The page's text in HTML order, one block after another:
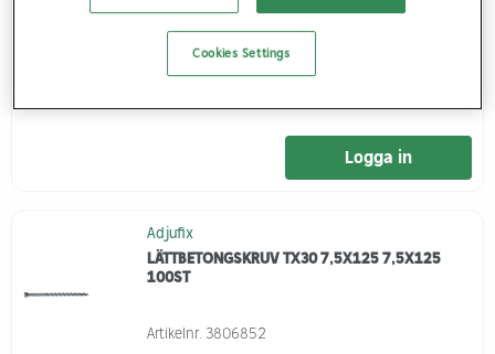
Artikelnr. 3806427
Logga in
Adjufix
LÄTTBETONGSKRUV TX30 7,5X125 7,5X125
100ST
Artikelnr. 3806852
Cookies Settings